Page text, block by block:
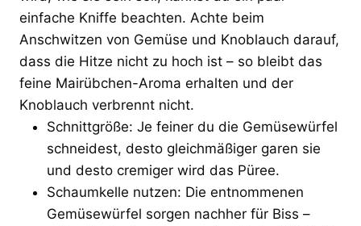
einfache Kniffe beachten. Achte beim
Anschwitzen von Gemüse und Knoblauch darauf,
dass die Hitze nicht zu hoch ist – so bleibt das
feine Mairübchen-Aroma erhalten und der
Knoblauch verbrennt nicht.
Schnittgröße: Je feiner du die Gemüsewürfel
schneidest, desto gleichmäßiger garen sie
und desto cremiger wird das Püree.
Schaumkelle nutzen: Die entnommenen
Gemüsewürfel sorgen nachher für Biss –